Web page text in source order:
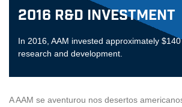
2016 R&D Investment
In 2016, AAM invested approximately
research and development.
A AAM se aventurou nos desertos